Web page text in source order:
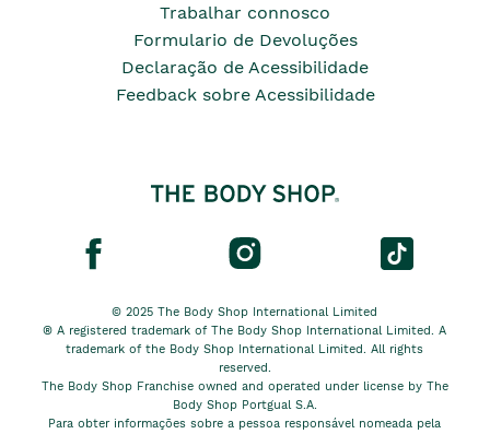
Trabalhar connosco
Formulario de Devoluções
Declaração de Acessibilidade
Feedback sobre Acessibilidade
© 2025 The Body Shop International Limited
® A registered trademark of The Body Shop International Limited. A
trademark of the Body Shop International Limited. All rights
reserved.
The Body Shop Franchise owned and operated under license by The
Body Shop Portgual S.A.
Para obter informações sobre a pessoa responsável nomeada pela